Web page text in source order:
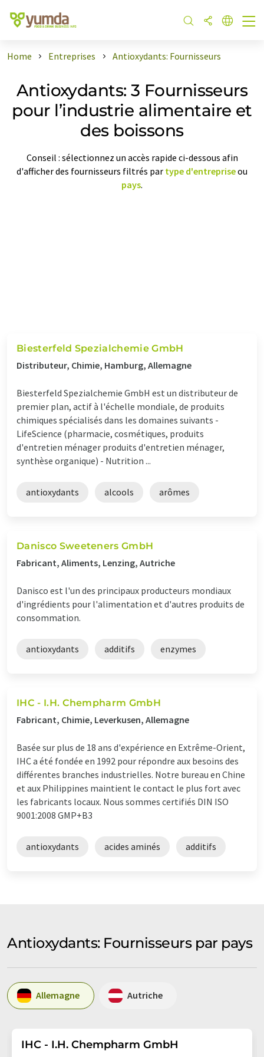
Home Entreprises Antioxydants: Fournisseurs
Antioxydants: 3 Fournisseurs
pour l’industrie alimentaire et
des boissons
Conseil : sélectionnez un accès rapide ci-dessous afin
d'afficher des fournisseurs filtrés par type d'entrepriseou
pays.
Biesterfeld Spezialchemie GmbH
Distributeur, Chimie, Hamburg, Allemagne
Biesterfeld Spezialchemie GmbH est un distributeur de
premier plan, actif à l'échelle mondiale, de produits
chimiques spécialisés dans les domaines suivants -
LifeScience (pharmacie, cosmétiques, produits
d'entretien ménager produits d'entretien ménager,
synthèse organique) - Nutrition ...
antioxydants alcools arômes
Danisco Sweeteners GmbH
Fabricant, Aliments, Lenzing, Autriche
Danisco est l'un des principaux producteurs mondiaux
d'ingrédients pour l'alimentation et d'autres produits de
consommation.
antioxydants additifs enzymes
IHC - I.H. Chempharm GmbH
Fabricant, Chimie, Leverkusen, Allemagne
Basée sur plus de 18 ans d'expérience en Extrême-Orient,
IHC a été fondée en 1992 pour répondre aux besoins des
différentes branches industrielles. Notre bureau en Chine
et aux Philippines maintient le contact le plus fort avec
les fabricants locaux. Nous sommes certifiés DIN ISO
9001:2008 GMP+B3
antioxydants acides aminés additifs
Antioxydants: Fournisseurs par pays
Allemagne Autriche
IHC - I.H. Chempharm GmbH